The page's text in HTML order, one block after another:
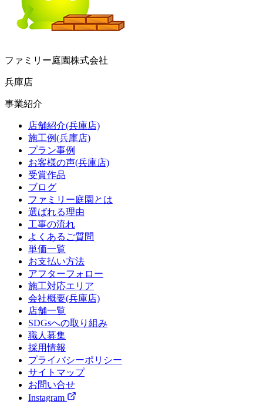
ファミリー庭園株式会社
兵庫店
事業紹介
店舗紹介(兵庫店)
施工例(兵庫店)
プラン事例
お客様の声(兵庫店)
受賞作品
ブログ
ファミリー庭園とは
選ばれる理由
工事の流れ
よくあるご質問
単価一覧
お支払い方法
アフターフォロー
施工対応エリア
会社概要(兵庫店)
店舗一覧
SDGsへの取り組み
職人募集
採用情報
プライバシーポリシー
サイトマップ
お問い合せ
Instagram